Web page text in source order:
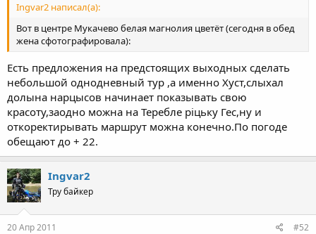
Ingvar2 написал(а):
Вот в центре Мукачево белая магнолия цветёт (сегодня в обед
жена сфотографировала):
Есть предложения на предстоящих выходных сделать
небольшой однодневный тур ,а именно Хуст,слыхал
долына нарцысов начинает показывать свою
красоту,заодно можна на Теребле ріцьку Гес,ну и
откоректирывать маршрут можна конечно.По погоде
обещают до + 22.
Ingvar2
Тру байкер
20 Апр 2011 #52